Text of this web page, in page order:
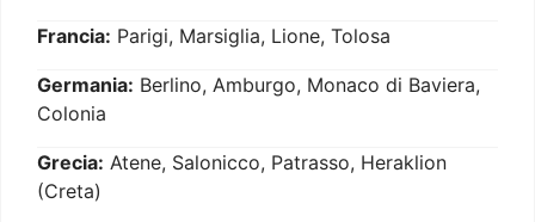
Francia: Parigi, Marsiglia, Lione, Tolosa
Germania: Berlino, Amburgo, Monaco di Baviera,
Colonia
Grecia: Atene, Salonicco, Patrasso, Heraklion
(Creta)